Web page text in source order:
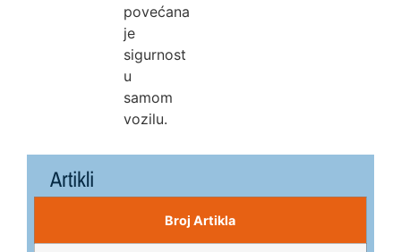
povećana
je
sigurnost
u
samom
vozilu.
Artikli
Broj Artikla